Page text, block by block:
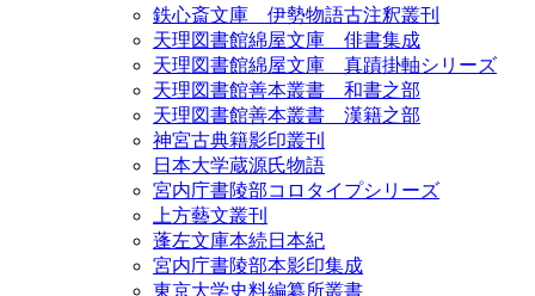
鉄心斎文庫 伊勢物語古注釈叢刊
天理図書館綿屋文庫 俳書集成
天理図書館綿屋文庫 真蹟掛軸シリーズ
天理図書館善本叢書 和書之部
天理図書館善本叢書 漢籍之部
神宮古典籍影印叢刊
日本大学蔵源氏物語
宮内庁書陵部コロタイプシリーズ
上方藝文叢刊
蓬左文庫本続日本紀
宮内庁書陵部本影印集成
東京大学史料編纂所叢書